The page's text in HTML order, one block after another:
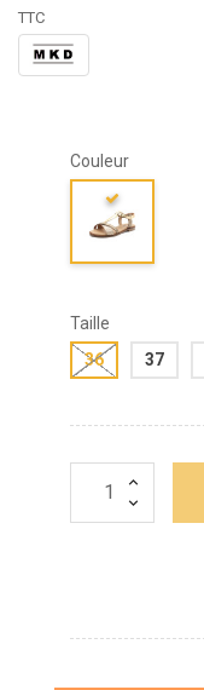
TTC
Couleur
Taille
36
37